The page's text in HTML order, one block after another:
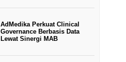
AdMedika Perkuat Clinical
Governance Berbasis Data
Lewat Sinergi MAB